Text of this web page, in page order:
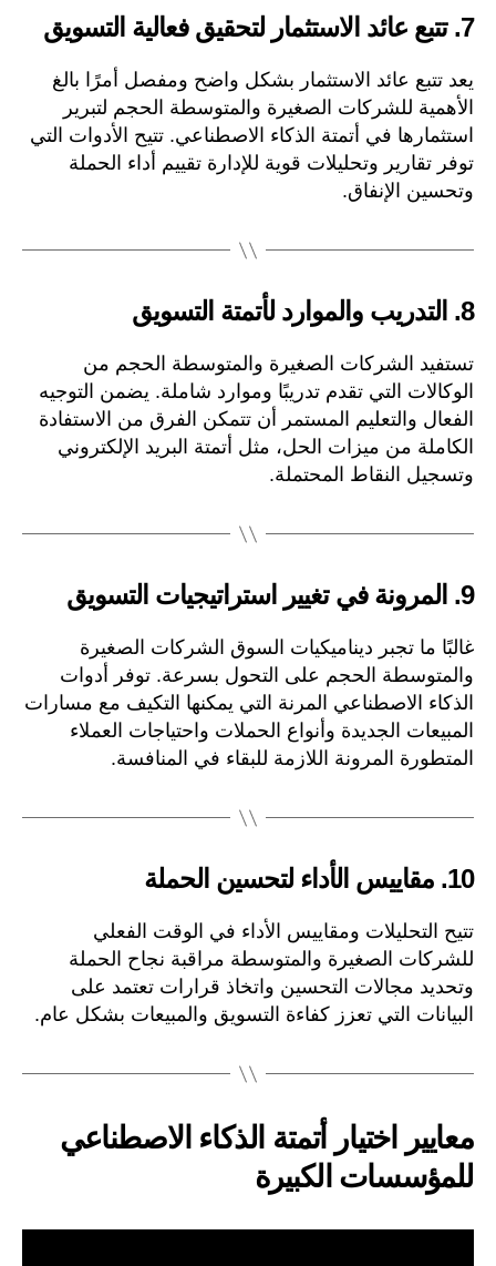
7. تتبع عائد الاستثمار لتحقيق فعالية التسويق
يعد تتبع عائد الاستثمار بشكل واضح ومفصل أمرًا بالغ
الأهمية للشركات الصغيرة والمتوسطة الحجم لتبرير
استثمارها في أتمتة الذكاء الاصطناعي. تتيح الأدوات التي
توفر تقارير وتحليلات قوية للإدارة تقييم أداء الحملة
وتحسين الإنفاق.
8. التدريب والموارد لأتمتة التسويق
تستفيد الشركات الصغيرة والمتوسطة الحجم من
الوكالات التي تقدم تدريبًا وموارد شاملة. يضمن التوجيه
الفعال والتعليم المستمر أن تتمكن الفرق من الاستفادة
الكاملة من ميزات الحل، مثل أتمتة البريد الإلكتروني
وتسجيل النقاط المحتملة.
9. المرونة في تغيير استراتيجيات التسويق
غالبًا ما تجبر ديناميكيات السوق الشركات الصغيرة
والمتوسطة الحجم على التحول بسرعة. توفر أدوات
الذكاء الاصطناعي المرنة التي يمكنها التكيف مع مسارات
المبيعات الجديدة وأنواع الحملات واحتياجات العملاء
المتطورة المرونة اللازمة للبقاء في المنافسة.
10. مقاييس الأداء لتحسين الحملة
تتيح التحليلات ومقاييس الأداء في الوقت الفعلي
للشركات الصغيرة والمتوسطة مراقبة نجاح الحملة
وتحديد مجالات التحسين واتخاذ قرارات تعتمد على
البيانات التي تعزز كفاءة التسويق والمبيعات بشكل عام.
معايير اختيار أتمتة الذكاء الاصطناعي
للمؤسسات الكبيرة